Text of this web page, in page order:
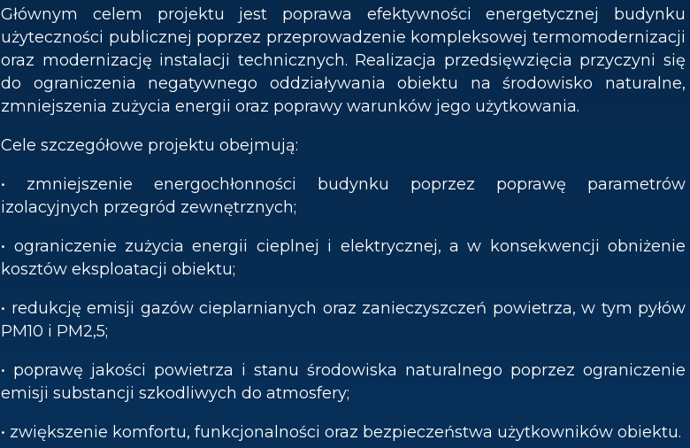
Głównym celem projektu jest poprawa efektywności energetycznej budynku
użyteczności publicznej poprzez przeprowadzenie kompleksowej termomodernizacji
oraz modernizację instalacji technicznych. Realizacja przedsięwzięcia przyczyni się
do ograniczenia negatywnego oddziaływania obiektu na środowisko naturalne,
zmniejszenia zużycia energii oraz poprawy warunków jego użytkowania.
Cele szczegółowe projektu obejmują:
• zmniejszenie energochłonności budynku poprzez poprawę parametrów
izolacyjnych przegród zewnętrznych;
• ograniczenie zużycia energii cieplnej i elektrycznej, a w konsekwencji obniżenie
kosztów eksploatacji obiektu;
• redukcję emisji gazów cieplarnianych oraz zanieczyszczeń powietrza, w tym pyłów
PM10 i PM2,5;
• poprawę jakości powietrza i stanu środowiska naturalnego poprzez ograniczenie
emisji substancji szkodliwych do atmosfery;
• zwiększenie komfortu, funkcjonalności oraz bezpieczeństwa użytkowników obiektu.